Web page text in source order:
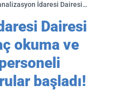
İdaresi Dairesi
personeli alınıyor!
başladı!Dairesi
okuma ve
başladı!